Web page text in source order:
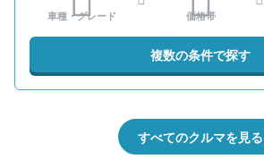
車種・グレード 価格帯
複数の条件で探す
すべてのクルマを見る